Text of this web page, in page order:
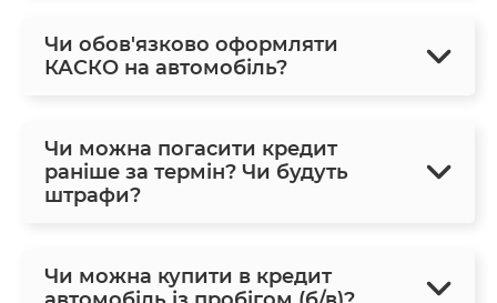
Чи обов'язково оформляти
КАСКО на автомобіль?
Чи можна погасити кредит
раніше за термін? Чи будуть
штрафи?
Чи можна купити в кредит